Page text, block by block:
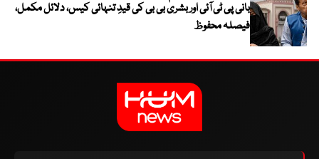
بانی پی ٹی آئی اور بشریٰ بی بی کی قیدِ تنہائی کیس، دلائل مکمل،
فیصلہ محفوظ